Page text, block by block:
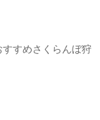
すすめさくらんぼ狩